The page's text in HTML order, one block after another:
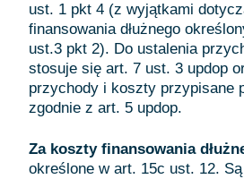
ust. 1 pkt 4 (z wyjątkami
finansowania dłużnego
ust.3 pkt 2). Do ustalenia
stosuje się art. 7 ust. 3 updop
przychody i koszty przypisane
zgodnie z art. 5 updop.
Za koszty finansowania
określone w art. 15c ust. 12.